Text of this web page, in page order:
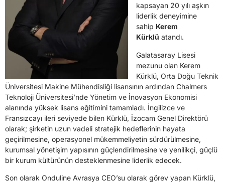
kapsayan 20 yılı aşkın
liderlik deneyimine
sahip Kerem
Kürklü atandı.
Galatasaray Lisesi
mezunu olan Kerem
Kürklü, Orta Doğu Teknik
Üniversitesi Makine Mühendisliği lisansının ardından Chalmers
Teknoloji Üniversitesi’nde Yönetim ve İnovasyon Ekonomisi
alanında yüksek lisans eğitimini tamamladı. İngilizce ve
Fransızcayı ileri seviyede bilen Kürklü, İzocam Genel Direktörü
olarak; şirketin uzun vadeli stratejik hedeflerinin hayata
geçirilmesine, operasyonel mükemmeliyetin sürdürülmesine,
kurumsal yönetişim yapısının güçlendirilmesine ve yenilikçi, güçlü
bir kurum kültürünün desteklenmesine liderlik edecek.
Son olarak Onduline Avrasya CEO’su olarak görev yapan Kürklü,